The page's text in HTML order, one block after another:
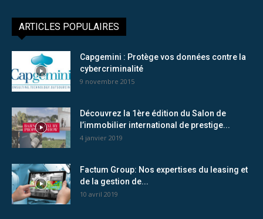
ARTICLES POPULAIRES
Capgemini : Protège vos données contre la
cybercriminalité
9 novembre 2015
Découvrez la 1ère édition du Salon de
l’immobilier international de prestige...
4 janvier 2019
Factum Group: Nos expertises du leasing et
de la gestion de...
10 avril 2019